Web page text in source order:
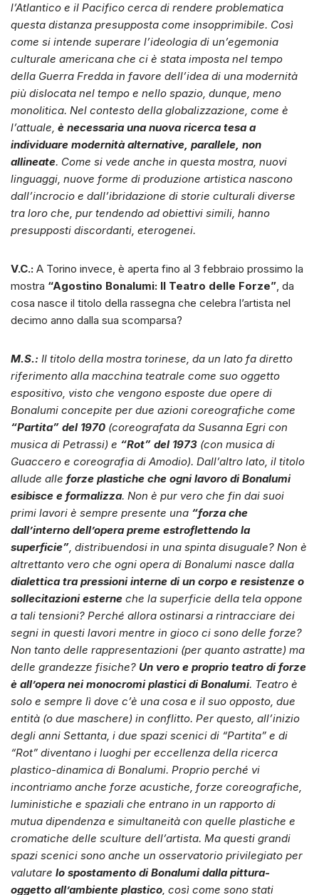
l’Atlantico e il Pacifico cerca di rendere problematica
questa distanza presupposta come insopprimibile. Così
come si intende superare l’ideologia di un’egemonia
culturale americana che ci è stata imposta nel tempo
della Guerra Fredda in favore dell’idea di una modernità
più dislocata nel tempo e nello spazio, dunque, meno
monolitica. Nel contesto della globalizzazione, come è
l’attuale, è necessaria una nuova ricerca tesa a
individuare modernità alternative, parallele, non
allineate. Come si vede anche in questa mostra, nuovi
linguaggi, nuove forme di produzione artistica nascono
dall’incrocio e dall’ibridazione di storie culturali diverse
tra loro che, pur tendendo ad obiettivi simili, hanno
presupposti discordanti, eterogenei.
V.C.: A Torino invece, è aperta fino al 3 febbraio prossimo la
mostra “Agostino Bonalumi: Il Teatro delle Forze”, da
cosa nasce il titolo della rassegna che celebra l’artista nel
decimo anno dalla sua scomparsa?
M.S.: Il titolo della mostra torinese, da un lato fa diretto
riferimento alla macchina teatrale come suo oggetto
espositivo, visto che vengono esposte due opere di
Bonalumi concepite per due azioni coreografiche come
“Partita” del 1970 (coreografata da Susanna Egri con
musica di Petrassi) e “Rot” del 1973 (con musica di
Guaccero e coreografia di Amodio). Dall’altro lato, il titolo
allude alle forze plastiche che ogni lavoro di Bonalumi
esibisce e formalizza. Non è pur vero che fin dai suoi
primi lavori è sempre presente una “forza che
dall’interno dell’opera preme estroflettendo la
superficie”, distribuendosi in una spinta disuguale? Non è
altrettanto vero che ogni opera di Bonalumi nasce dalla
dialettica tra pressioni interne di un corpo e resistenze o
sollecitazioni esterne che la superficie della tela oppone
a tali tensioni? Perché allora ostinarsi a rintracciare dei
segni in questi lavori mentre in gioco ci sono delle forze?
Non tanto delle rappresentazioni (per quanto astratte) ma
delle grandezze fisiche? Un vero e proprio teatro di forze
è all’opera nei monocromi plastici di Bonalumi. Teatro è
solo e sempre lì dove c’è una cosa e il suo opposto, due
entità (o due maschere) in conflitto. Per questo, all’inizio
degli anni Settanta, i due spazi scenici di “Partita” e di
“Rot” diventano i luoghi per eccellenza della ricerca
plastico-dinamica di Bonalumi. Proprio perché vi
incontriamo anche forze acustiche, forze coreografiche,
luministiche e spaziali che entrano in un rapporto di
mutua dipendenza e simultaneità con quelle plastiche e
cromatiche delle sculture dell’artista. Ma questi grandi
spazi scenici sono anche un osservatorio privilegiato per
valutare lo spostamento di Bonalumi dalla pittura-
oggetto all’ambiente plastico, così come sono stati